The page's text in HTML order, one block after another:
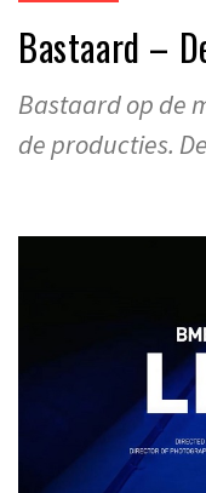
Bastaard –
Bastaard op de
de producties.